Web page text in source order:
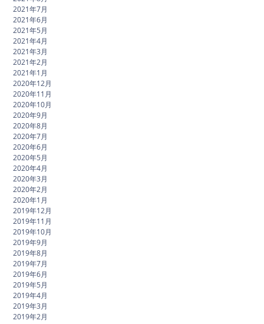
2021年7月
2021年6月
2021年5月
2021年4月
2021年3月
2021年2月
2021年1月
2020年12月
2020年11月
2020年10月
2020年9月
2020年8月
2020年7月
2020年6月
2020年5月
2020年4月
2020年3月
2020年2月
2020年1月
2019年12月
2019年11月
2019年10月
2019年9月
2019年8月
2019年7月
2019年6月
2019年5月
2019年4月
2019年3月
2019年2月